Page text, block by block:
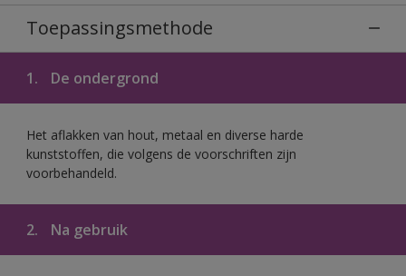
Toepassingsmethode
1. De ondergrond
Het aflakken van hout, metaal en diverse harde
kunststoffen, die volgens de voorschriften zijn
voorbehandeld.
2. Na gebruik